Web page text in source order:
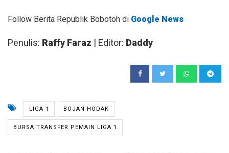
Follow Berita Republik Bobotoh di Google News
Penulis: Raffy Faraz | Editor: Daddy
LIGA 1 BOJAN HODAK
BURSA TRANSFER PEMAIN LIGA 1